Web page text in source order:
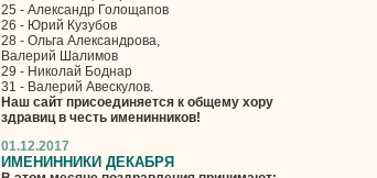
25 - Александр Голощапов
26 - Юрий Кузубов
28 - Ольга Александрова,
Валерий Шалимов
29 - Николай Боднар
31 - Валерий Авескулов.
Наш сайт присоединяется к общему хору
здравиц в честь именинников!
01.12.2017
ИМЕНИННИКИ ДЕКАБРЯ